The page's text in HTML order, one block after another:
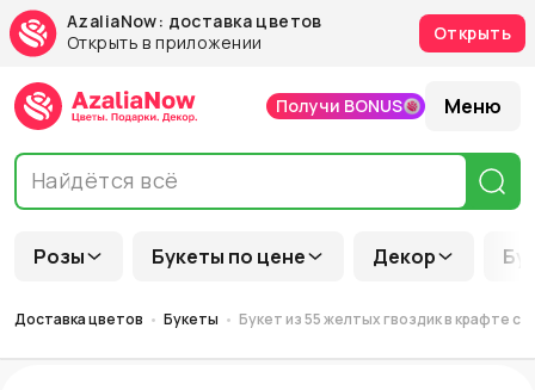
AzaliaNow: доставка цветов
Открыть в приложении
Открыть
Розы Букеты по цене Декор
Получи BONUS Меню
Доставка цветов Букеты Букет из 55 желтых гвоздик в крафте с